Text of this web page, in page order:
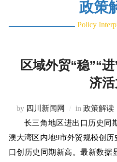
政策
Policy
区域外贸“稳”“
济活
by 四川新闻网 in政策解读
长三角地区进出口历史同
澳大湾区内地9市外贸规模创
口创历史同期新高。最新数据